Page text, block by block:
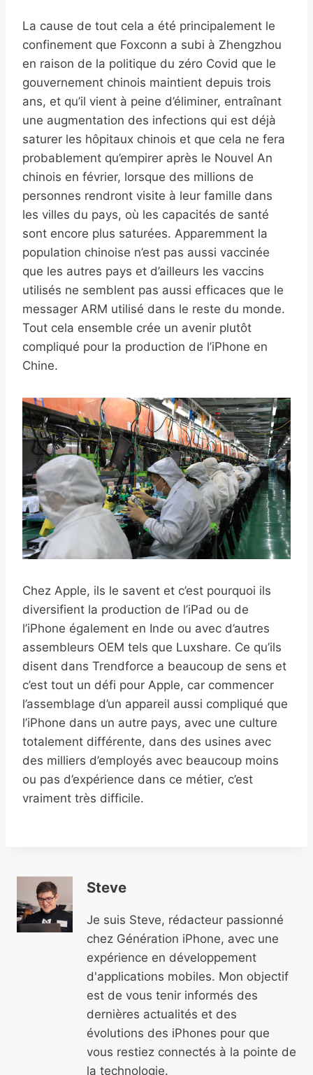
La cause de tout cela a été principalement le
confinement que Foxconn a subi à Zhengzhou
en raison de la politique du zéro Covid que le
gouvernement chinois maintient depuis trois
ans, et qu’il vient à peine d’éliminer, entraînant
une augmentation des infections qui est déjà
saturer les hôpitaux chinois et que cela ne fera
probablement qu’empirer après le Nouvel An
chinois en février, lorsque des millions de
personnes rendront visite à leur famille dans
les villes du pays, où les capacités de santé
sont encore plus saturées. Apparemment la
population chinoise n’est pas aussi vaccinée
que les autres pays et d’ailleurs les vaccins
utilisés ne semblent pas aussi efficaces que le
messager ARM utilisé dans le reste du monde.
Tout cela ensemble crée un avenir plutôt
compliqué pour la production de l’iPhone en
Chine.
Chez Apple, ils le savent et c’est pourquoi ils
diversifient la production de l’iPad ou de
l’iPhone également en Inde ou avec d’autres
assembleurs OEM tels que Luxshare. Ce qu’ils
disent dans Trendforce a beaucoup de sens et
c’est tout un défi pour Apple, car commencer
l’assemblage d’un appareil aussi compliqué que
l’iPhone dans un autre pays, avec une culture
totalement différente, dans des usines avec
des milliers d’employés avec beaucoup moins
ou pas d’expérience dans ce métier, c’est
vraiment très difficile.
Steve
Je suis Steve, rédacteur passionné
chez Génération iPhone, avec une
expérience en développement
d'applications mobiles. Mon objectif
est de vous tenir informés des
dernières actualités et des
évolutions des iPhones pour que
vous restiez connectés à la pointe de
la technologie.